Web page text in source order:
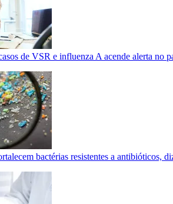
de VSR e influenza A acende alerta no
bactérias resistentes a antibióticos,